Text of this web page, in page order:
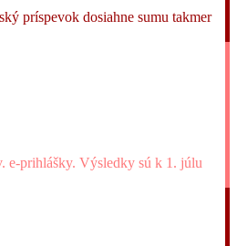
príspevok dosiahne sumu takmer
e-prihlášky. Výsledky sú k 1. júlu